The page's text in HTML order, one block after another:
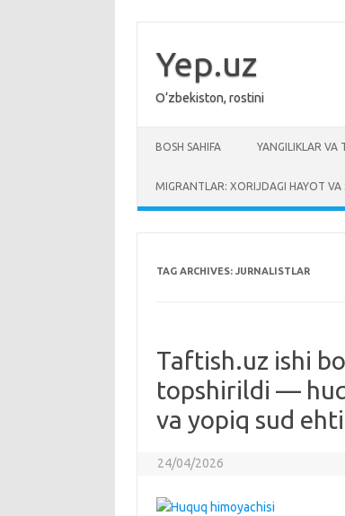
content
Yep.uz
O‘zbekiston, rostini
BOSH SAHIFA YANGILIKLAR VA
MIGRANTLAR: XORIJDAGI HAYOT VA
TAG ARCHIVES: JURNALISTLAR
Taftish.uz ishi
topshirildi —
va yopiq sud
24/04/2026